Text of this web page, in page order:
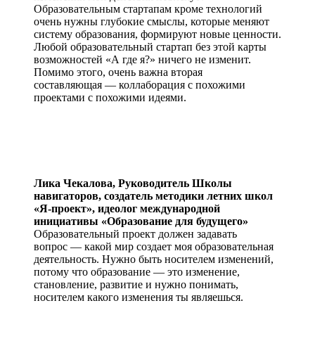
Образовательным стартапам кроме технологий
очень нужны глубокие смыслы, которые меняют
систему образования, формируют новые ценности.
Любой образовательный стартап без этой карты
возможностей «А где я?» ничего не изменит.
Помимо этого, очень важна вторая
составляющая — коллаборация с похожими
проектами с похожими идеями.
Лика Чекалова, Руководитель Школы
навигаторов, создатель методики летних школ
«Я-проект», идеолог международной
инициативы «Образование для будущего»
Образовательный проект должен задавать
вопрос — какой мир создает моя образовательная
деятельность. Нужно быть носителем изменений,
потому что образование — это изменение,
становление, развитие и нужно понимать,
носителем какого изменения ты являешься.